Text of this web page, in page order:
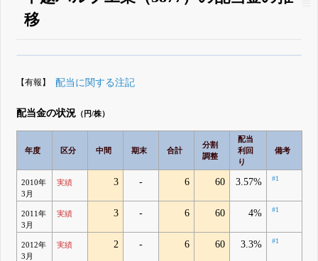
移
見られる
無料でβ版をはじめる
【有報】 配当に関する注記
配当金の状況 （円/株）
年度 区分 中間 期末 合計
分割
調整
配当
利回
り
備考
2010年
3月
実績 3 - 6 60 3.57% #1
2011年
3月
実績 3 - 6 60 4% #1
2012年
3月
実績 2 - 6 60 3.3% #1